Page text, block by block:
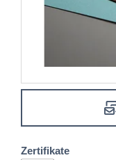
Zertifikate